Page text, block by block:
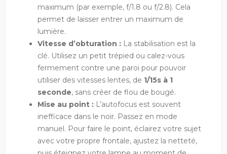
maximum (par exemple, f/1.8 ou f/2.8). Cela
permet de laisser entrer un maximum de
lumière.
Vitesse d’obturation : La stabilisation est la
clé. Utilisez un petit trépied ou calez-vous
fermement contre une paroi pour pouvoir
utiliser des vitesses lentes, de 1/15s à 1
seconde, sans créer de flou de bougé.
Mise au point : L’autofocus est souvent
inefficace dans le noir. Passez en mode
manuel. Pour faire le point, éclairez votre sujet
avec votre propre frontale, ajustez la netteté,